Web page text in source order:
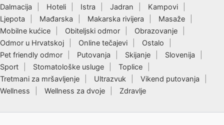
Dalmacija
Hoteli Istra Jadran
Kampovi
Ljepota
Mađarska Makarska rivijera
Masaže
Mobilne kućice
Obiteljski odmor
Obrazovanje
Odmor u Hrvatskoj
Online tečajevi
Ostalo
Pet friendly odmor
Putovanja Skijanje
Slovenija
Sport
Stomatološke usluge
Toplice
Tretmani za mršavljenje
Ultrazvuk
Vikend putovanja
Wellness
Wellness za dvoje Zdravlje